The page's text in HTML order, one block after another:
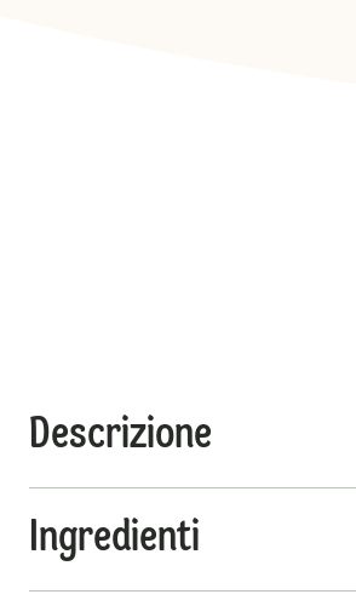
Descrizione
Ingredienti